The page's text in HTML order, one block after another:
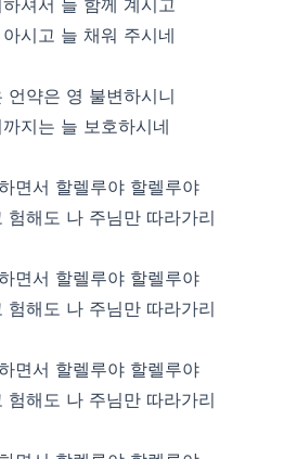
셔서 늘 함께 계시고
시고 늘 채워 주시네
언약은 영 불변하시니
지는 늘 보호하시네
면서 할렐루야 할렐루야
험해도 나 주님만 따라가리
면서 할렐루야 할렐루야
험해도 나 주님만 따라가리
면서 할렐루야 할렐루야
험해도 나 주님만 따라가리